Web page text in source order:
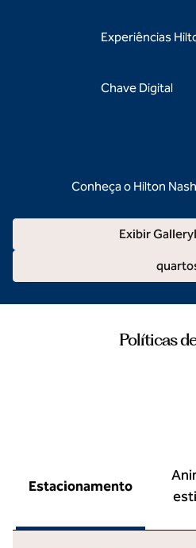
Experiências
Chave Digital
Conheça o Hilton
Exibir
Políticas
Estacionamento